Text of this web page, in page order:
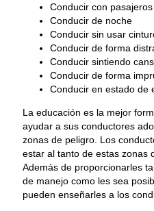
Conducir con
Conducir de noche
Conducir sin usar
Conducir de forma
Conducir sintiendo
Conducir de forma
Conducir en estado de
La educación es la mejor
ayudar a sus conductores
zonas de peligro. Los
estar al tanto de estas zonas
Además de proporcionarles
de manejo como les sea
pueden enseñarles a los